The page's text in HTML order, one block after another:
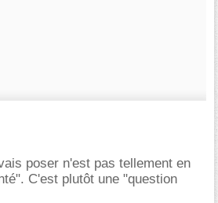
poser n'est pas tellement en
C'est plutôt une "question